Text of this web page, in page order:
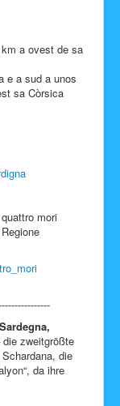
a ovest de sa
e a sud a unos
sa Còrsica
mori
zweitgrößte
die
da ihre